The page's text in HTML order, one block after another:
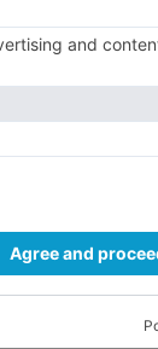
tipo base
empleados
cabo ayer
una
que se detuvo
entre